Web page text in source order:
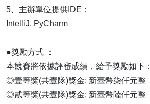
5、主辦單位提供IDE：
IntelliJ, PyCharm
​​​​​​​●獎勵方式 ：
本競賽將依據評審成績，給予獎勵如下：
◎壹等獎(共壹隊)獎金: 新臺幣柒仟元整
◎貳等獎(共壹隊)獎金: 新臺幣陸仟元整